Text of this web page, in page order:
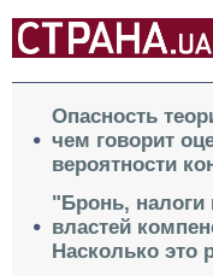
Опасность
чем говорит
вероятности
"Бронь, налоги
властей
Насколько это